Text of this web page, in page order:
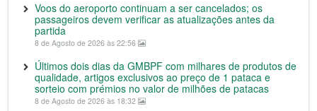
Voos do aeroporto continuam a ser cancelados; os
passageiros devem verificar as atualizações antes da
partida
8 de Agosto de 2026 às 22:56
Últimos dois dias da GMBPF com milhares de produtos de
qualidade, artigos exclusivos ao preço de 1 pataca e
sorteio com prémios no valor de milhões de patacas
8 de Agosto de 2026 às 18:32